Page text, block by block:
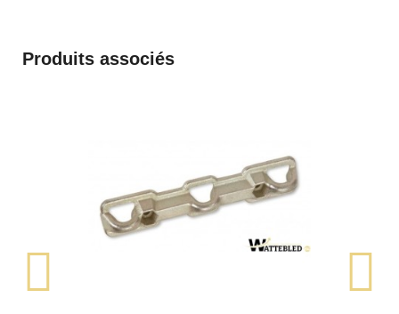
Produits associés